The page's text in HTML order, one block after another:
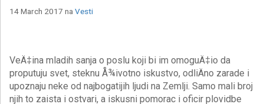
14 March 2017 na Vesti
VeÄ‡ina mladih sanja o poslu koji bi im omoguÄ‡io da
proputuju svet, steknu Å¾ivotno iskustvo, odliÄno zarade i
upoznaju neke od najbogatijih ljudi na Zemlji. Samo mali broj
njih to zaista i ostvari, a iskusni pomorac i oficir plovidbe